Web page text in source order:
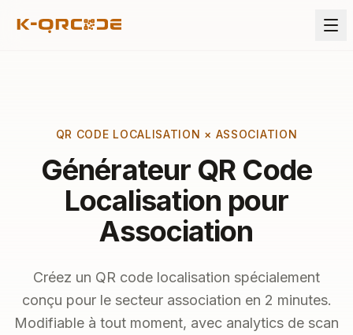
QR CODE LOCALISATION × ASSOCIATION
Générateur QR Code
Localisation pour
Association
Créez un QR code localisation spécialement
conçu pour le secteur association en 2 minutes.
Modifiable à tout moment, avec analytics de scan